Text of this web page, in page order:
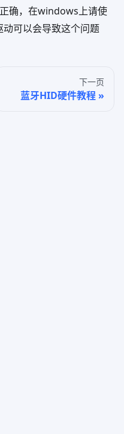
确，在windows上请使
可以会导致这个问题
下一页
蓝牙HID硬件教程